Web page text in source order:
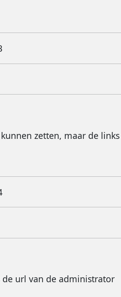
zetten, maar de
url van de administrator